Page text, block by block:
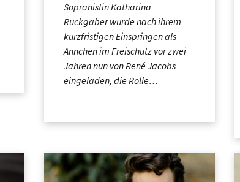
Sopranistin Katharina
Ruckgaber wurde nach ihrem
kurzfristigen Einspringen als
Ännchen im Freischütz vor zwei
Jahren nun von René Jacobs
eingeladen, die Rolle…